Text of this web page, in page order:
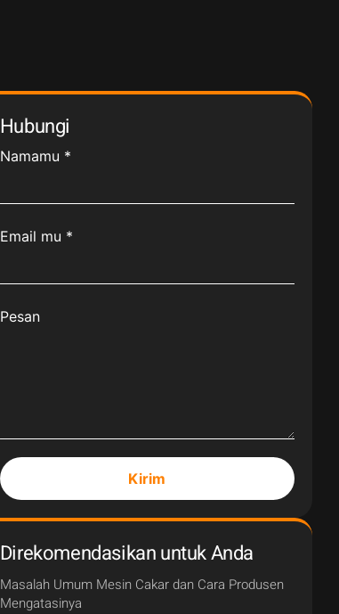
Hubungi
Namamu *
Email mu *
Pesan
Kirim
Direkomendasikan untuk Anda
Masalah Umum Mesin Cakar dan Cara Produsen
Mengatasinya